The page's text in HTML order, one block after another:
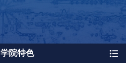
学院特色